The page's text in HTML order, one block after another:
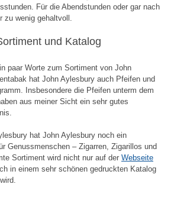
Für die Abendstunden oder gar nach
zu wenig gehaltvoll.
und Katalog
paar Worte zum Sortiment von John
hat John Aylesbury auch Pfeifen und
Insbesondere die Pfeifen unterm dem
aus meiner Sicht ein sehr gutes
hat John Aylesbury noch ein
Genussmenschen – Zigarren, Zigarillos und
Sortiment wird nicht nur auf der Webseite
in einem sehr schönen gedruckten Katalog